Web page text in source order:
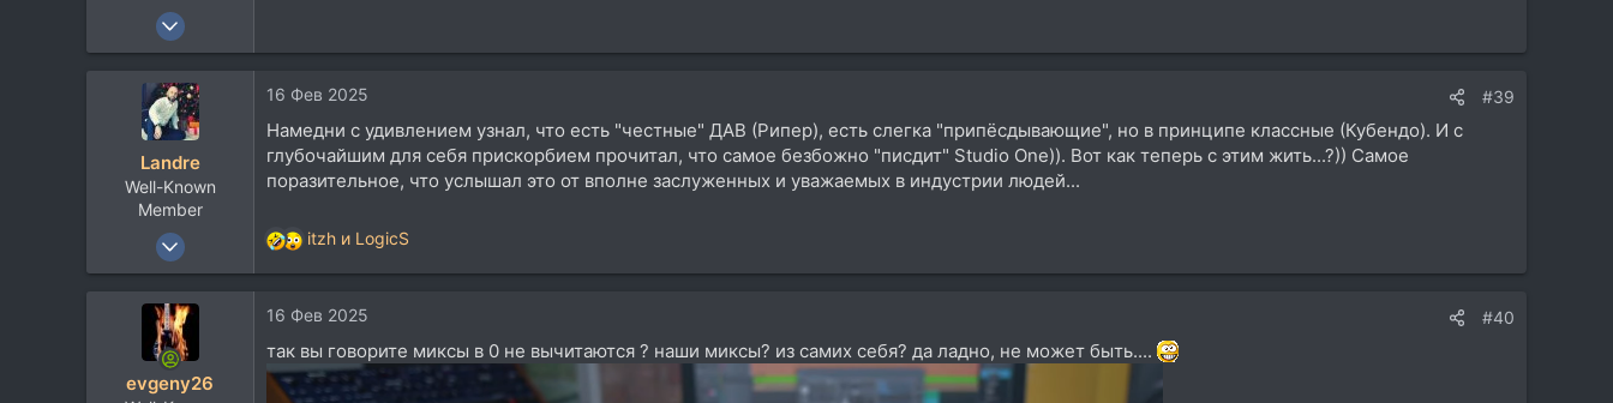
15 Дек 2006
9.076
6.445
Landre
Well-Known
Member
20 Авг 2007
2.337
1.639
16 Фев 2025 #39
Намедни с удивлением узнал, что есть "честные" ДАВ (Рипер), есть слегка "припёсдывающие", но в принципе классные (Кубендо). И с
глубочайшим для себя прискорбием прочитал, что самое безбожно "писдит" Studio One)). Вот как теперь с этим жить...?)) Самое
поразительное, что услышал это от вполне заслуженных и уважаемых в индустрии людей...
Р
е
к
и
и
itzh и LogicS
evgeny26
16 Фев 2025 #40
так вы говорите миксы в 0 не вычитаются ? наши миксы? из самих себя? да ладно, не может быть....